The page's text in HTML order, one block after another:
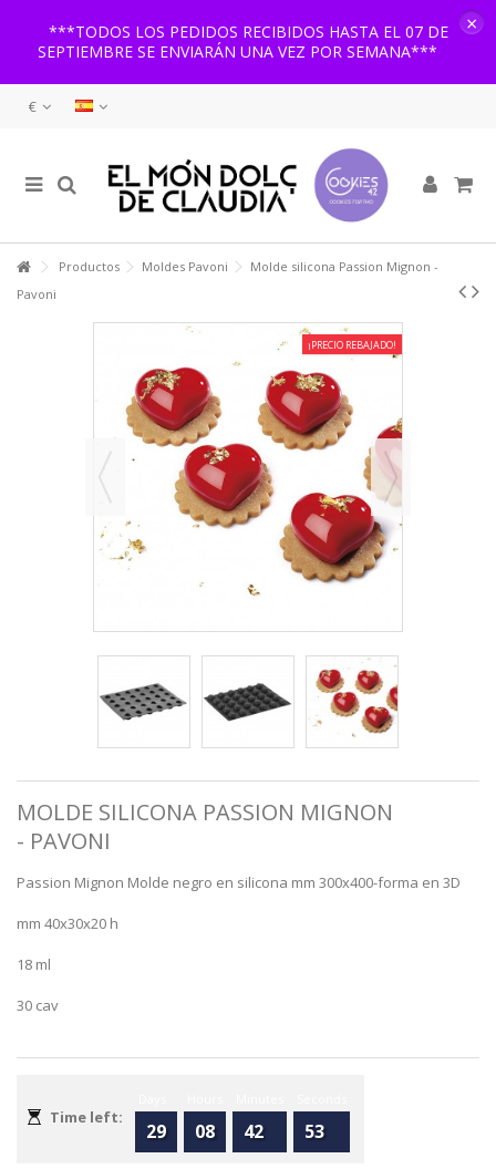
***TODOS LOS PEDIDOS RECIBIDOS HASTA EL 07 DE
SEPTIEMBRE SE ENVIARÁN UNA VEZ POR SEMANA***
×
€
Productos Moldes Pavoni
Molde silicona Passion Mignon -
Pavoni
¡PRECIO REBAJADO!
MOLDE SILICONA PASSION MIGNON
- PAVONI
Passion Mignon Molde negro en silicona mm 300x400-forma en 3D
mm 40x30x20 h
18 ml
30 cav
Time left:
29 08 42 53